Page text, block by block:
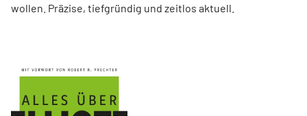
wollen. Präzise, tiefgründig und zeitlos aktuell.